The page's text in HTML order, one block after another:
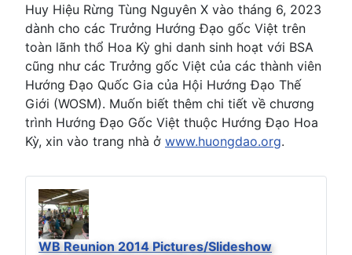
Huy Hiệu Rừng Tùng Nguyên X vào tháng 6, 2023
dành cho các Trưởng Hướng Đạo gốc Việt trên
toàn lãnh thổ Hoa Kỳ ghi danh sinh hoạt với BSA
cũng như các Trưởng gốc Việt của các thành viên
Hướng Đạo Quốc Gia của Hội Hướng Đạo Thế
Giới (WOSM). Muốn biết thêm chi tiết về chương
trình Hướng Đạo Gốc Việt thuộc Hướng Đạo Hoa
Kỳ, xin vào trang nhà ở www.huongdao.org.
WB Reunion 2014 Pictures/Slideshow